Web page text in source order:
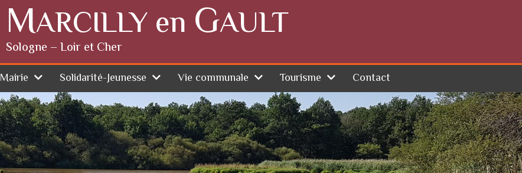
MARCILLY en GAULT
Sologne – Loir et Cher
Mairie Solidarité-Jeunesse Vie communale Tourisme Contact